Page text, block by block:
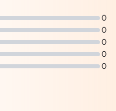
0
0
0
0
0